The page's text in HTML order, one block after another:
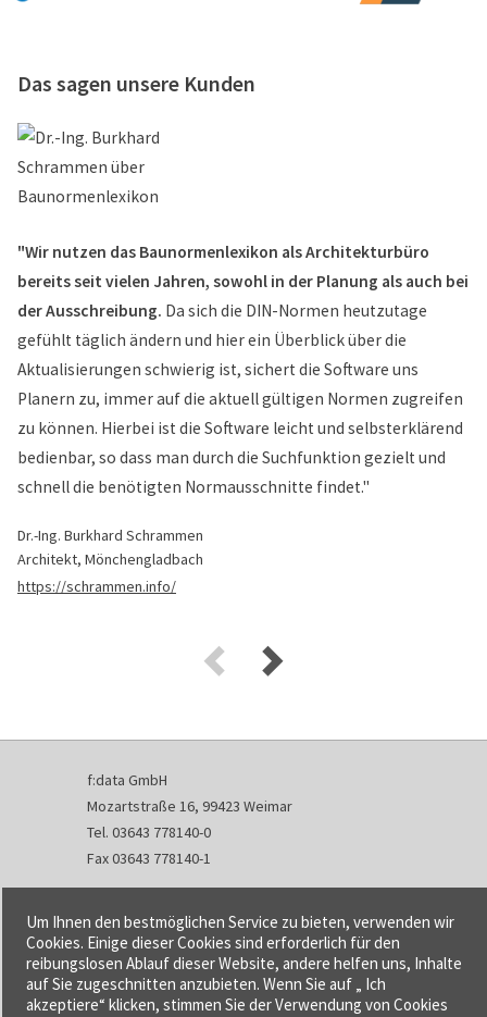
Das sagen unsere Kunden
"Wir nutzen das Baunormenlexikon als Architekturbüro
bereits seit vielen Jahren, sowohl in der Planung als auch bei
der Ausschreibung. Da sich die DIN-Normen heutzutage
gefühlt täglich ändern und hier ein Überblick über die
Aktualisierungen schwierig ist, sichert die Software uns
Planern zu, immer auf die aktuell gültigen Normen zugreifen
zu können. Hierbei ist die Software leicht und selbsterklärend
bedienbar, so dass man durch die Suchfunktion gezielt und
schnell die benötigten Normausschnitte findet."
Dr.-Ing. Burkhard Schrammen
Architekt, Mönchengladbach
https://schrammen.info/
f:data GmbH
Mozartstraße 16, 99423 Weimar
Tel. 03643 778140-0
Fax 03643 778140-1
info@fdata.de
Kontakt
Impressum
Datenschutzerklärung
Um Ihnen den bestmöglichen Service zu bieten, verwenden wir
Cookies. Einige dieser Cookies sind erforderlich für den
reibungslosen Ablauf dieser Website, andere helfen uns, Inhalte
auf Sie zugeschnitten anzubieten. Wenn Sie auf „ Ich
akzeptiere“ klicken, stimmen Sie der Verwendung von Cookies